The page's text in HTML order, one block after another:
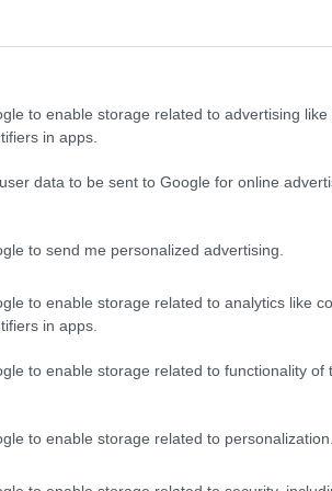
to enable storage related to advertising like
in apps.
data to be sent to Google for online
to send me personalized advertising.
to enable storage related to analytics like
in apps.
to enable storage related to functionality of
to enable storage related to personalization.
αληθοφάνεια στο έργο!